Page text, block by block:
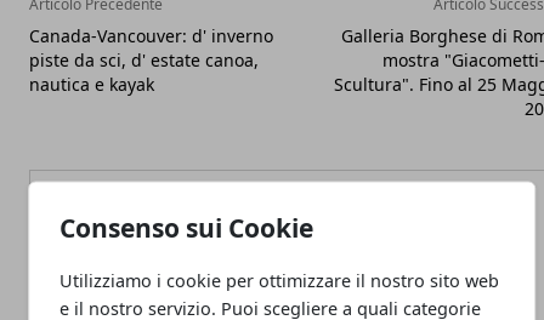
Consenso sui Cookie
Utilizziamo i cookie per ottimizzare il nostro sito web
e il nostro servizio. Puoi scegliere a quali categorie
Articolo Precedente
Canada-Vancouver: d' inverno
piste da sci, d' estate canoa,
nautica e kayak
Articolo
Galleria Borghese di
mostra
Scultura". Fino al 25
Redazione